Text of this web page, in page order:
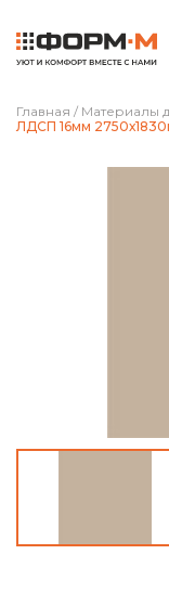
Главная / Материалы
ЛДСП 16мм